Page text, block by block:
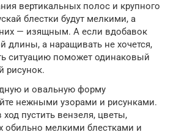
вертикальных полос и крупного
блестки будут мелкими, а
— изящным. А если вдобавок
длины, а наращивать не хочется,
ситуацию поможет одинаковый
рисунок.
и овальную форму
нежными узорами и рисунками.
пустить вензеля, цветы,
обильно мелкими блестками и